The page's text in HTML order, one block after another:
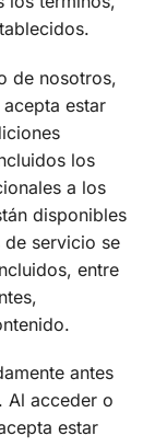
de nosotros,
estar
los
a los
disponibles
de servicio se
entre
antes
Al acceder o
estar